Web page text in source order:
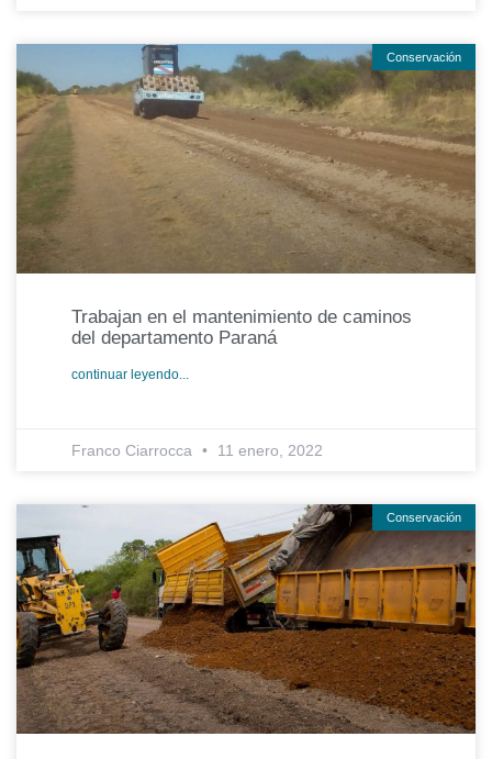
Conservación
Trabajan en el mantenimiento de caminos
del departamento Paraná
continuar leyendo...
Franco Ciarrocca 11 enero, 2022
Conservación